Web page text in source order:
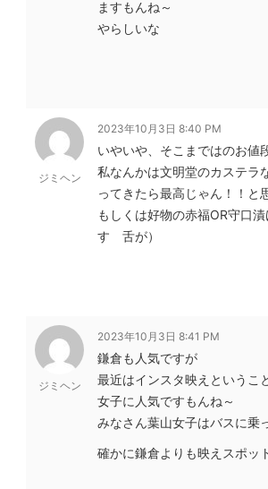
ますもんね～
やらしいな
ジミヘン
2023年10月3日 8:40 PM
いやいや、そこまではのお値
私なんかは文明堂のカステラ
ってきたら最高じゃん！！と
もしくは好物の赤福OR守口
す 舌が）
ジミヘン
2023年10月3日 8:41 PM
鎌倉も人気ですが
最近はインスタ映えというこ
女子に人気ですもんね～
みなさん葉山女子はバスに乗
確かに鎌倉よりも映えスポッ